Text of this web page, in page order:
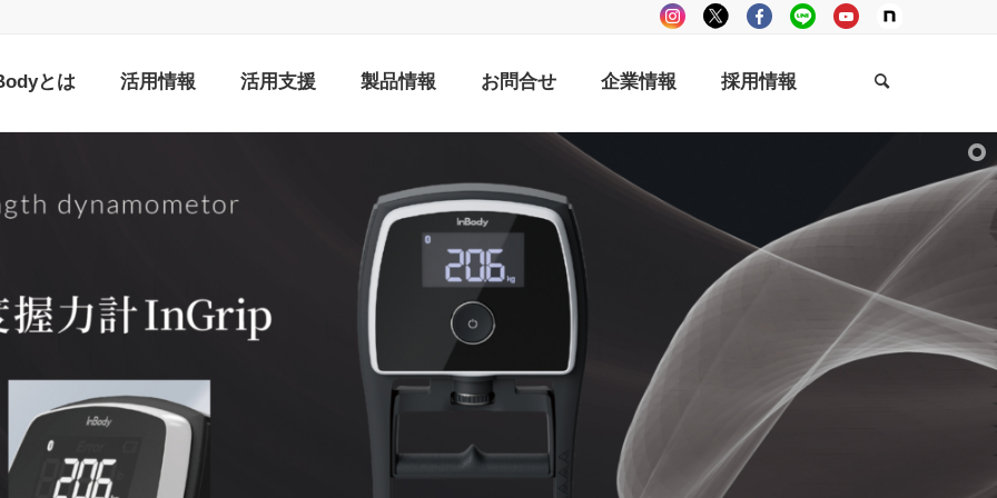
とは 活用情報 活用支援 製品情報 お問合せ 企業情報 採用情報